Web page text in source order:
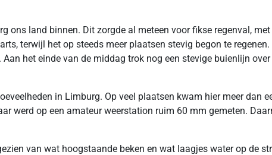
ons land binnen. Dit zorgde al meteen voor fikse regenval,
terwijl het op steeds meer plaatsen stevig begon te
het einde van de middag trok nog een stevige buienlijn
in Limburg. Op veel plaatsen kwam hier meer dan
werd op een amateur weerstation ruim 60 mm gemeten.
van wat hoogstaande beken en wat laagjes water op de